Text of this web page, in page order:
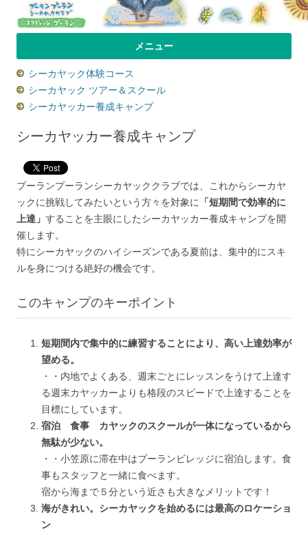
プーラン・プーラン｜小笠原父島 シ
ーカヤック 宿
小笠原父島のシーカヤックスクール＆ツアー「プーランプーランシーカ
ヤッククラブ」、森のコテージのお宿の「プーランビレッジ」のHPへよ
メニュー
シーカヤック体験コース
シーカヤック ツアー＆スクール
シーカヤッカー養成キャンプ
シーカヤッカー養成キャンプ
プーランプーランシーカヤッククラブでは、これからシーカヤ
ックに挑戦してみたいという方々を対象に
「短期間で効率的に
上達」 することを主眼にしたシーカヤッカー養成キャンプを開
催します。
特にシーカヤックのハイシーズンである夏前は、集中的にスキ
ルを身につける絶好の機会です。
このキャンプのキーポイント
短期間内で集中的に練習することにより、高い上達効率が
望める。
・・内地でよくある、週末ごとにレッスンをうけて上達す
る週末カヤッカーよりも格段のスピードで上達することを
目標にしています。
宿泊 食事 カヤックのスクールが一体になっているから
無駄が少ない。
・・小笠原に滞在中はプーランビレッジに宿泊します。食
事もスタッフと一緒に食べます。
宿から海まで５分という近さも大きなメリットです！
海がきれい。シーカヤックを始めるには最高のロケーショ
ン